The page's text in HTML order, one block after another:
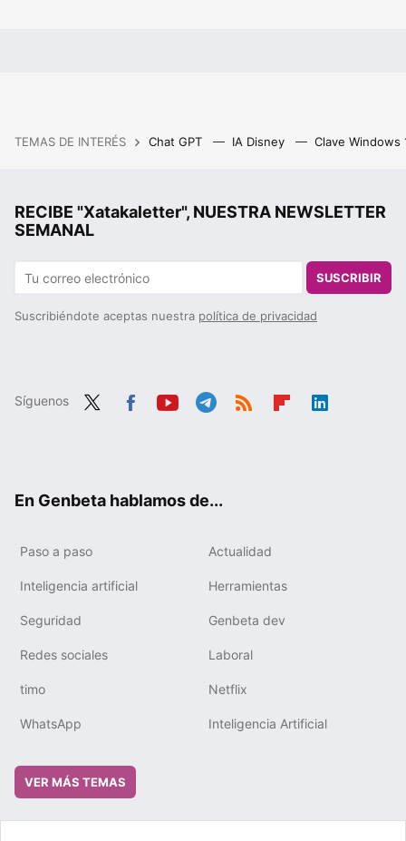
TEMAS DE INTERÉS Chat GPT IA Disney Clave Windows
RECIBE "Xatakaletter", NUESTRA NEWSLETTER
SEMANAL
SUSCRIBIR
Suscribiéndote aceptas nuestra política de privacidad
Síguenos
En Genbeta hablamos de...
Paso a paso Actualidad
Inteligencia artificial Herramientas
Seguridad Genbeta dev
Redes sociales Laboral
timo Netflix
WhatsApp Inteligencia Artificial
VER MÁS TEMAS